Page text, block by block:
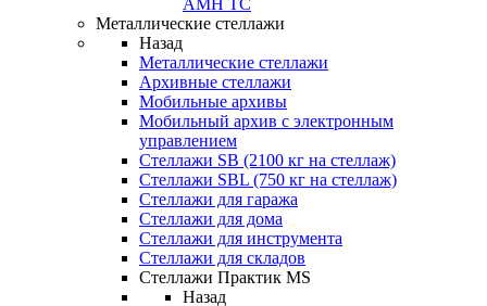
AMH TC
Металлические стеллажи
Назад
Металлические стеллажи
Архивные стеллажи
Мобильные архивы
Мобильный архив с электронным
управлением
Стеллажи SB (2100 кг на стеллаж)
Стеллажи SBL (750 кг на стеллаж)
Стеллажи для гаража
Стеллажи для дома
Стеллажи для инструмента
Стеллажи для складов
Стеллажи Практик MS
Назад